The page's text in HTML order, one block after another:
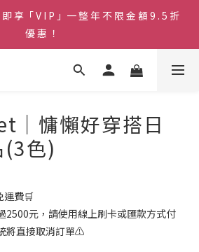
NT.1500 即 享 免 運 費 🚚💨 ♡
享「 V I P 」一 整 年 不 限 金 額 9 . 5 折
優 惠 ！
滿 NT.1500 即 享 免 運 費 🚚💨 ♡
｜慵懶好穿搭日
(3色)
運費🛒
元，請使用線上刷卡或匯款方式付
將直接取消訂單⚠️